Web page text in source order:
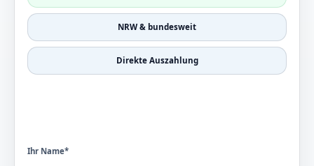
NRW & bundesweit
Direkte Auszahlung
Ihr Name*